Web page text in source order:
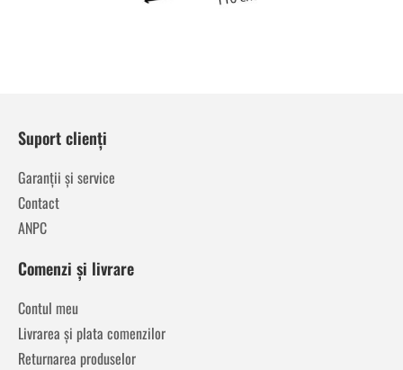
Suport clienți
Garanții și service
Contact
ANPC
Comenzi și livrare
Contul meu
Livrarea și plata comenzilor
Returnarea produselor